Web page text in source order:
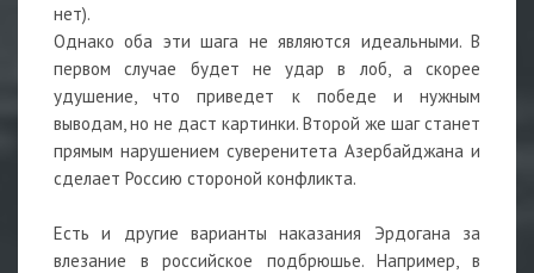
нет).
Однако оба эти шага не являются идеальными. В
первом случае будет не удар в лоб, а скорее
удушение, что приведет к победе и нужным
выводам, но не даст картинки. Второй же шаг станет
прямым нарушением суверенитета Азербайджана и
сделает Россию стороной конфликта.
Есть и другие варианты наказания Эрдогана за
влезание в российское подбрюшье. Например, в